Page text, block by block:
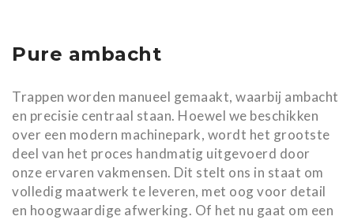
Pure ambacht
Trappen worden manueel gemaakt, waarbij ambacht
en precisie centraal staan. Hoewel we beschikken
over een modern machinepark, wordt het grootste
deel van het proces handmatig uitgevoerd door
onze ervaren vakmensen. Dit stelt ons in staat om
volledig maatwerk te leveren, met oog voor detail
en hoogwaardige afwerking. Of het nu gaat om een